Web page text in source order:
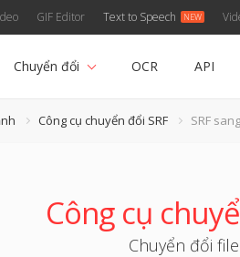
GIF Editor Text to Speech
Chuyển đổi OCR API
Công cụ chuyển đổi SRF SRF
Công cụ
Chuyển đổi